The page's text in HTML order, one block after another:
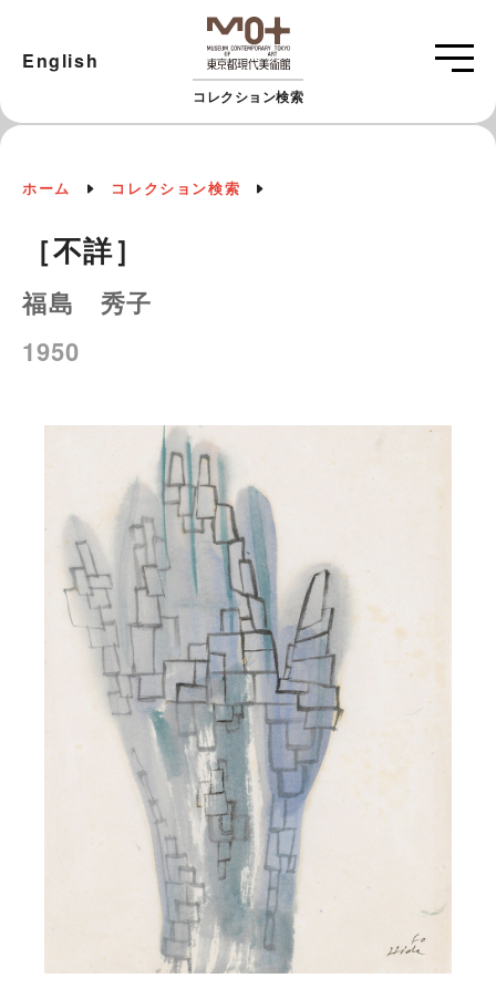
コレクション検索
English
ホーム コレクション検索
［不詳］
福島 秀子
1950